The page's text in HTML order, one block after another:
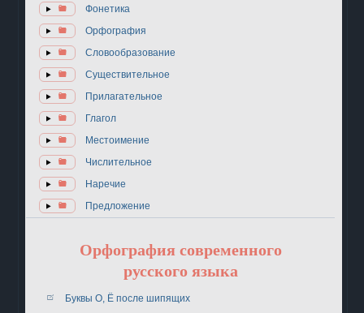
Фонетика
Орфография
Словообразование
Существительное
Прилагательное
Глагол
Местоимение
Числительное
Наречие
Предложение
Орфография современного
русского языка
Буквы О, Ё после шипящих